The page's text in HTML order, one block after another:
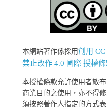
本網站著作係採用創用
禁止改作 4.0 國際 授權
本授權條款允許使用者散
商業目的之使用，亦不得
須按照著作人指定的方式